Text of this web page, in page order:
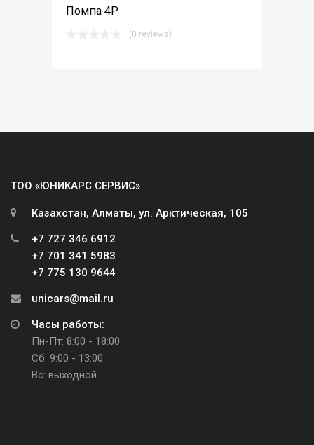
Помпа 4Р
(0 reviews)
ТОО «ЮНИКАРС СЕРВИС»
Казахстан, Алматы, ул. Арктическая, 105
+7 727 346 6912
+7 701 341 5983
+7 775 130 9644
unicars@mail.ru
Часы работы:
Пн-Пт: 8:00 - 18:00
Сб: 9:00 - 13:00
Вс: выходной